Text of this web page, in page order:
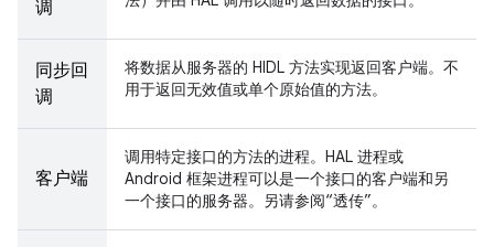
调
同步回
调
将数据从服务器的 HIDL 方法实现返回客户端。不
用于返回无效值或单个原始值的方法。
客户端
调用特定接口的方法的进程。HAL 进程或
Android 框架进程可以是一个接口的客户端和另
一个接口的服务器。另请参阅“透传”。